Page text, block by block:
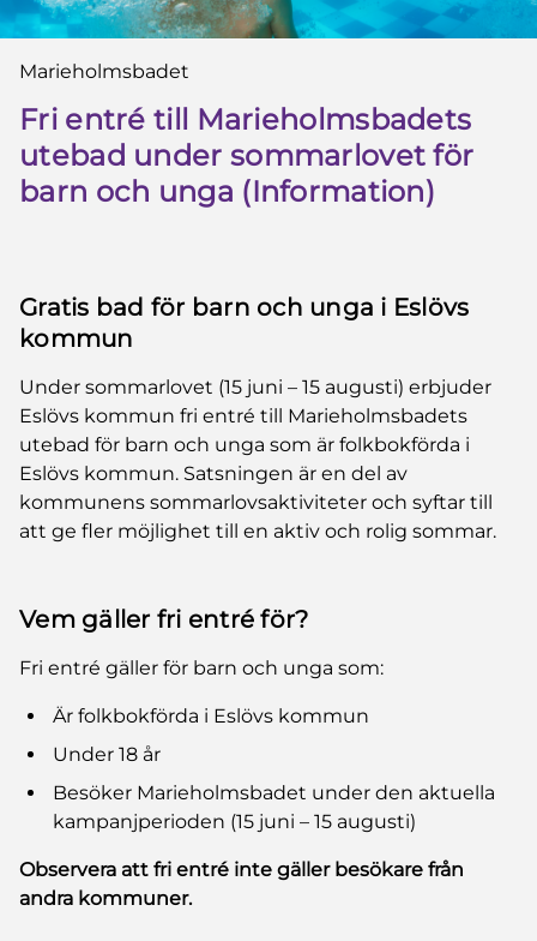
Du är här:
Marieholmsbadet
Fri entré till Marieholmsbadets
utebad under sommarlovet för
barn och unga (Information)
Gratis bad för barn och unga i Eslövs
kommun
Under sommarlovet (15 juni – 15 augusti) erbjuder
Eslövs kommun fri entré till Marieholmsbadets
utebad för barn och unga som är folkbokförda i
Eslövs kommun. Satsningen är en del av
kommunens sommarlovsaktiviteter och syftar till
att ge fler möjlighet till en aktiv och rolig sommar.
Vem gäller fri entré för?
Fri entré gäller för barn och unga som:
Är folkbokförda i Eslövs kommun
Under 18 år
Besöker Marieholmsbadet under den aktuella
kampanjperioden (15 juni – 15 augusti)
Observera att fri entré inte gäller besökare från
andra kommuner.